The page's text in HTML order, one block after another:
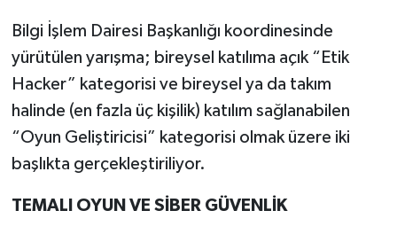
Bilgi İşlem Dairesi Başkanlığı koordinesinde
yürütülen yarışma; bireysel katılıma açık “Etik
Hacker” kategorisi ve bireysel ya da takım
halinde (en fazla üç kişilik) katılım sağlanabilen
“Oyun Geliştiricisi” kategorisi olmak üzere iki
başlıkta gerçekleştiriliyor.
TEMALI OYUN VE SİBER GÜVENLİK